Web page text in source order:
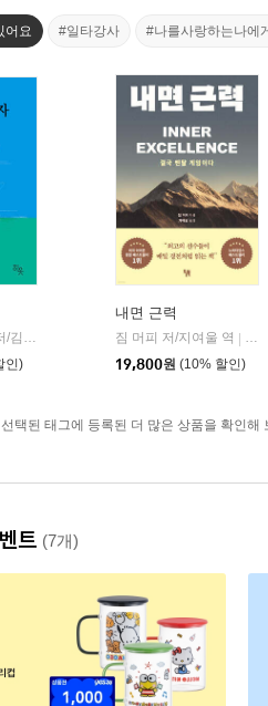
어요 #일타강사 #나를사랑하는나에
프리드리히 니체 저/김철 편역
인)
내면 근력
짐 머피 저/지여울 역
윌
19,800원 (10% 할인)
택된 태그에 등록된 더 많은 상품을 확인해
트 (7개)